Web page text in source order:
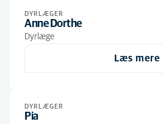
Veterinærsygeplejersker
DYRLÆGER
Anne Dorthe
Dyrlæge
Læs mere
DYRLÆGER
Pia